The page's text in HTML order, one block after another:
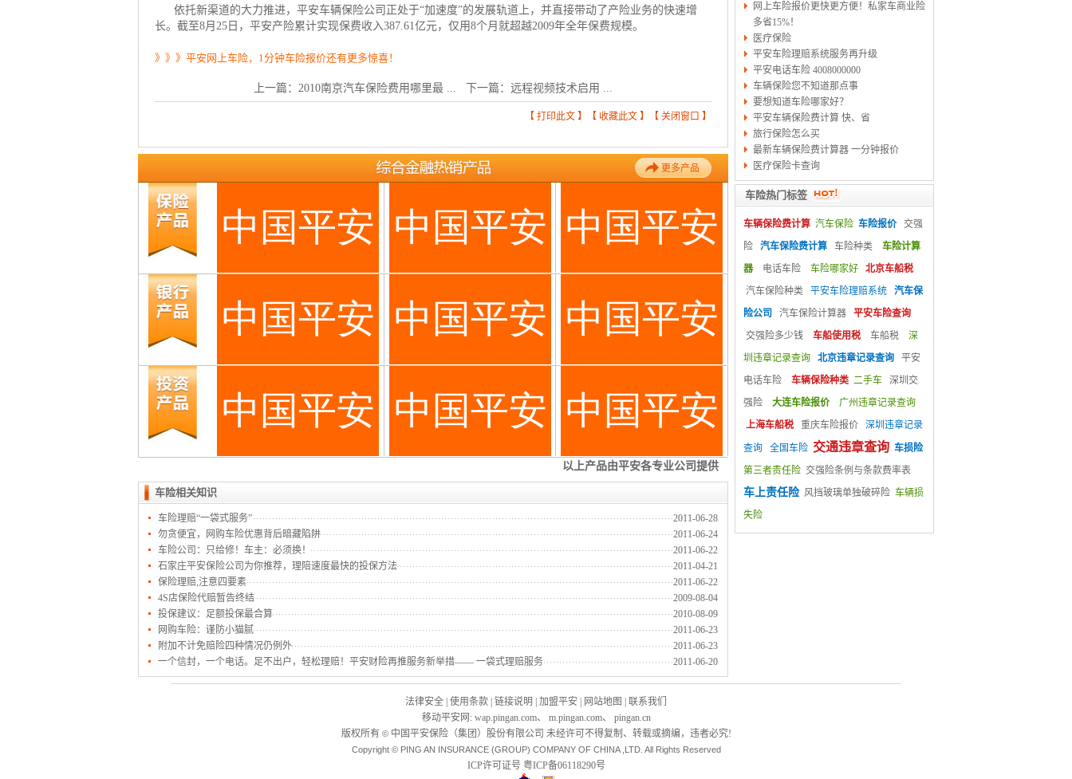
网上车险报价更快更方便！私家车商业险
多省15%！
医疗保险
平安车险理赔系统服务再升级
平安电话车险 4008000000
车辆保险您不知道那点事
要想知道车险哪家好？
平安车辆保险费计算 快、省
旅行保险怎么买
最新车辆保险费计算器 一分钟报价
医疗保险卡查询
车险热门标签
车辆保险费计算 汽车保险 车险报价
交强
险
汽车保险费计算 车险种类
车险计算
器
电话车险 车险哪家好
北京车船税
汽车保险种类
平安车险理赔系统
汽车保
险公司
汽车保险计算器
平安车险查询
交强险多少钱
车船使用税 车船税
深
圳违章记录查询
北京违章记录查询
平安
电话车险
车辆保险种类 二手车
深圳交
强险
大连车险报价
广州违章记录查询
上海车船税
重庆车险报价 深圳违章记录
查询 全国车险 交通违章查询 车损险
第三者责任险 交强险条例与条款费率表
车上责任险 风挡玻璃单独破碎险 车辆损
失险
依托新渠道的大力推进，平安车辆保险公司正处于“加速度”的发展轨道上，并直接带动了产险业务的快速增
长。截至8月25日，平安产险累计实现保费收入387.61亿元，仅用8个月就超越2009年全年保费规模。
》》》平安网上车险，1分钟车险报价还有更多惊喜！
上一篇： 2010南京汽车保险费用哪里最 ... 下一篇： 远程视频技术启用 ...
【 打印此文 】【 收藏此文 】【 关闭窗口 】
车险相关知识
车险理赔“一袋式服务”
2011-06-28
勿贪便宜，网购车险优惠背后暗藏陷阱
2011-06-24
车险公司：只给修！车主：必须换！
2011-06-22
石家庄平安保险公司为你推荐，理陪速度最快的投保方法
2011-04-21
保险理赔,注意四要素
2011-06-22
4S店保险代赔暂告终结
2009-08-04
投保建议：足额投保最合算
2010-08-09
网购车险：谨防小猫腻
2011-06-23
附加不计免赔险四种情况仍例外
2011-06-23
一个信封，一个电话。足不出户，轻松理赔！平安财险再推服务新举措—— 一袋式理赔服务
2011-06-20
法律安全 使用条款 链接说明 加盟平安 网站地图
联系我们
移动平安网 : wap.pingan.com、 m.pingan.com、 pingan.cn
版权所有 ©中国平安保险（集团）股份有限公司 未经许可不得复制、转载或摘编，违者必究!
Copyright © PING AN INSURANCE (GROUP) COMPANY OF CHINA ,LTD. All Rights Reserved
ICP许可证号 粤ICP备06118290号